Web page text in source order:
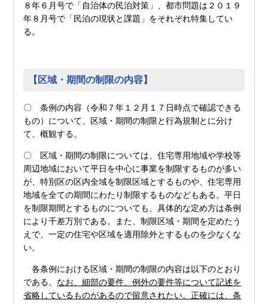
８年６月号で「自治体の民泊対策」、都市問題は２０１９
年８月号で「民泊の現状と課題」をそれぞれ特集してい
る。
【区域・期間の制限の内容】
〇 条例の内容（令和７年１２月１７日時点で確認できる
もの）について、区域・期間の制限と行為規制とに分け
て、概観する。
〇 区域・期間の制限については、住宅専用地域や学校等
周辺地域において平日を中心に事業を制限するものが多い
が、特別区の区内全域を制限区域とするものや、住宅専用
地域を全ての期間にわたり制限するものなどもある。平日
を制限期間とするものについても、具体的な定め方は条例
により千差万別である。また、制限区域・期間を定めたう
えで、一定の住宅や区域を適用除外とするものを少なくな
い。
各条例における区域・期間の制限の内容は以下のとおり
である。 なお、細部の要件、例外の要件等について記述を
省略しているものがあるので留意されたい。正確には、条